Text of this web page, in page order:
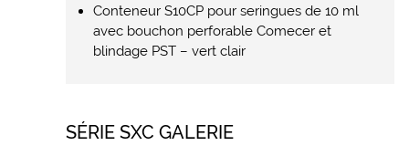
Conteneur S10CP pour seringues de 10 ml
avec bouchon perforable Comecer et
blindage PST – vert clair
SÉRIE SXC GALERIE